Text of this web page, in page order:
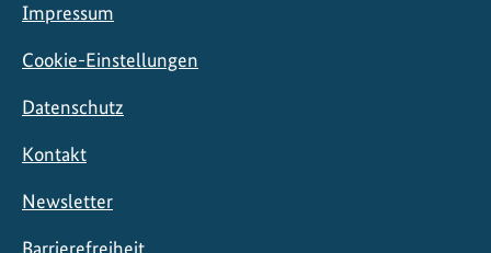
Impressum
Cookie-Einstellungen
Datenschutz
Kontakt
Newsletter
Barrierefreiheit